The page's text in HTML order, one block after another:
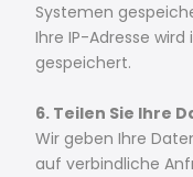
Systemen
Ihre IP-Adresse
gespeichert.
6. Teilen Sie Ihre
Wir geben Ihre
auf verbindliche